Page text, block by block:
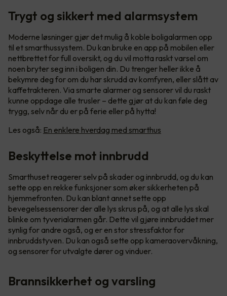
Trygt og sikkert med alarmsystem
Moderne løsninger gjør det mulig å koble boligalarmen opp
til et smarthussystem. Du kan bruke en app på mobilen eller
nettbrettet for full oversikt, og du vil motta raskt varsel om
noen bryter seg inn i boligen din. Du trenger heller ikke å
bekymre deg for om du har skrudd av komfyren, eller slått av
kaffetrakteren. Via smarte alarmer og sensorer vil du raskt
kunne oppdage alle trusler – dette gjør at du kan føle deg
trygg, selv når du er på ferie eller på hytta!
Les også: En enklere hverdag med smarthus
Beskyttelse mot innbrudd
Smarthuset reagerer selv på skader og innbrudd, og du kan
sette opp en rekke funksjoner som øker sikkerheten på
hjemmefronten. Du kan blant annet sette opp
bevegelsessensorer der alle lys skrus på, og at alle lys skal
blinke om tyverialarmen går. Dette vil gjøre innbruddet mer
synlig for andre også, og er en stor stressfaktor for
innbruddstyven. Du kan også sette opp kameraovervåkning,
og sensorer for utvalgte dører og vinduer.
Brannsikkerhet og varsling